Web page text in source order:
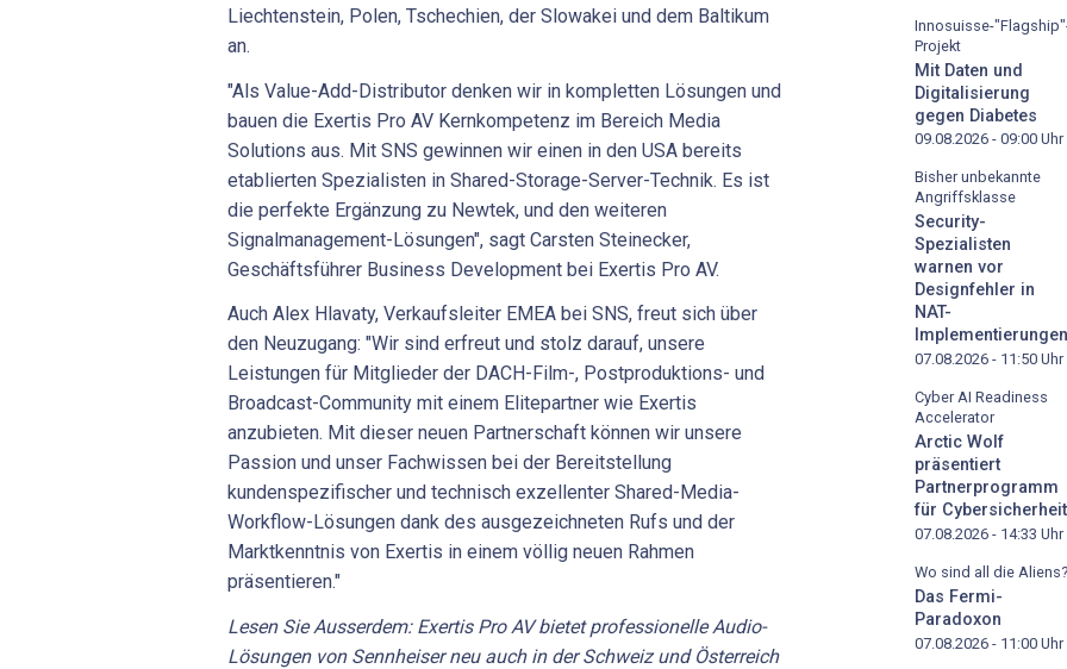
Liechtenstein, Polen, Tschechien, der Slowakei und dem Baltikum
an.
"Als Value-Add-Distributor denken wir in kompletten Lösungen und
bauen die Exertis Pro AV Kernkompetenz im Bereich Media
Solutions aus. Mit SNS gewinnen wir einen in den USA bereits
etablierten Spezialisten in Shared-Storage-Server-Technik. Es ist
die perfekte Ergänzung zu Newtek, und den weiteren
Signalmanagement-Lösungen", sagt Carsten Steinecker,
Geschäftsführer Business Development bei Exertis Pro AV.
Auch Alex Hlavaty, Verkaufsleiter EMEA bei SNS, freut sich über
den Neuzugang: "Wir sind erfreut und stolz darauf, unsere
Leistungen für Mitglieder der DACH-Film-, Postproduktions- und
Broadcast-Community mit einem Elitepartner wie Exertis
anzubieten. Mit dieser neuen Partnerschaft können wir unsere
Passion und unser Fachwissen bei der Bereitstellung
kundenspezifischer und technisch exzellenter Shared-Media-
Workflow-Lösungen dank des ausgezeichneten Rufs und der
Marktkenntnis von Exertis in einem völlig neuen Rahmen
präsentieren."
Lesen Sie Ausserdem: Exertis Pro AV bietet professionelle Audio-
Lösungen von Sennheiser neu auch in der Schweiz und Österreich
Innosuisse-
Projekt
Mit Daten und
Digitalisierung
gegen Diabetes
09.08.2026 - 09:00 Uhr
Bisher unbekannte
Angriffsklasse
Security-
Spezialisten
warnen vor
Designfehler in
NAT-
Implementierungen
07.08.2026 - 11:50 Uhr
Cyber AI Readiness
Accelerator
Arctic Wolf
präsentiert
Partnerprogramm
für Cybersicherheit
07.08.2026 - 14:33 Uhr
Wo sind all die Aliens?
Das Fermi-
Paradoxon
07.08.2026 - 11:00 Uhr